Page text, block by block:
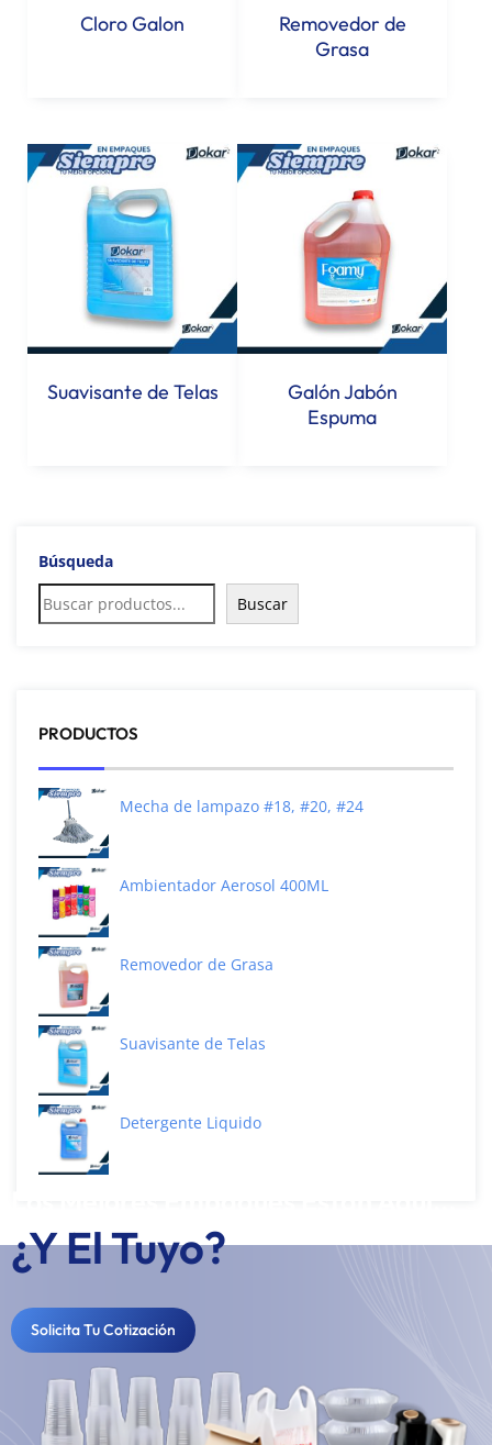
Cloro Galon
Removedor de
Grasa
Suavisante de Telas
Galón Jabón
Espuma
Búsqueda
Buscar
PRODUCTOS
Mecha de lampazo #18, #20, #24
Ambientador Aerosol 400ML
Removedor de Grasa
Suavisante de Telas
Detergente Liquido
¿Y El Tuyo?
Solicita Tu Cotización